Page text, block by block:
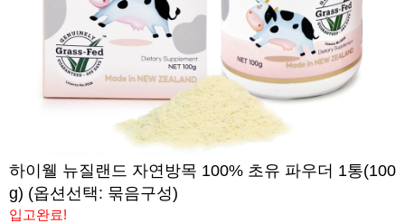
하이웰 뉴질랜드 자연방목 100% 초유 파우더 1통(100
g) (옵션선택: 묶음구성)
입고완료!